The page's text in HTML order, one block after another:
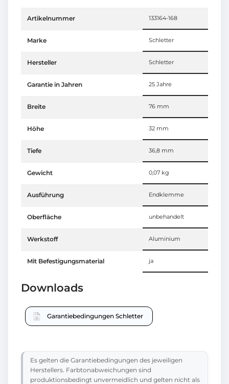
Artikelnummer 133164-168
Marke Schletter
Hersteller Schletter
Garantie in Jahren 25 Jahre
Breite 76 mm
Höhe 32 mm
Tiefe 36,8 mm
Gewicht 0,07 kg
Ausführung Endklemme
Oberfläche unbehandelt
Werkstoff Aluminium
Mit Befestigungsmaterial ja
Downloads
Garantiebedingungen Schletter
Es gelten die Garantiebedingungen des jeweiligen
Herstellers. Farbtonabweichungen sind
produktionsbedingt unvermeidlich und gelten nicht als